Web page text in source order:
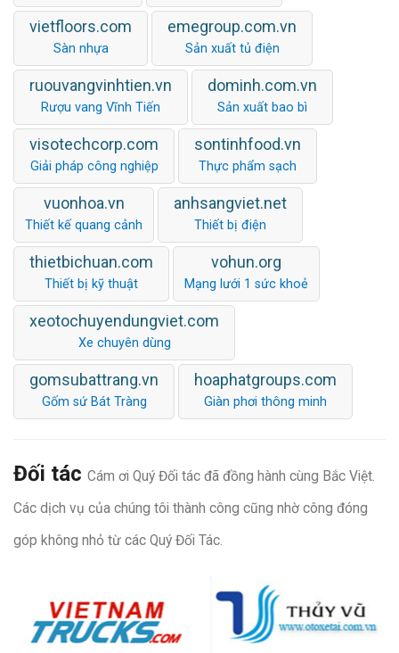
vietfloors.com
Sàn nhựa
emegroup.com.vn
Sản xuất tủ điện
ruouvangvinhtien.vn
Rượu vang Vĩnh Tiến
dominh.com.vn
Sản xuất bao bì
visotechcorp.com
Giải pháp công nghiệp
sontinhfood.vn
Thực phẩm sạch
vuonhoa.vn
Thiết kế quang cảnh
anhsangviet.net
Thiết bị điện
thietbichuan.com
Thiết bị kỹ thuật
vohun.org
Mạng lưới 1 sức khoẻ
xeotochuyendungviet.com
Xe chuyên dùng
gomsubattrang.vn
Gốm sứ Bát Tràng
hoaphatgroups.com
Giàn phơi thông minh
Đối tác Cám ơi Quý Đối tác đã đồng hành cùng Bắc Việt.
Các dịch vụ của chúng tôi thành công cũng nhờ công đóng
góp không nhỏ từ các Quý Đối Tác.